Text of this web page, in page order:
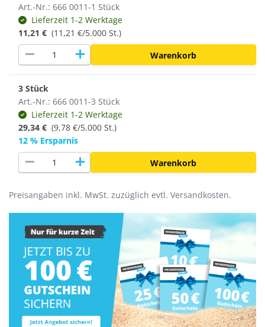
Art.-Nr.: 666 0011-1 Stück
Lieferzeit 1-2 Werktage
11,21 € (11,21 €/5.000 St.)
remove add Warenkorb
3 Stück
Art.-Nr.: 666 0011-3 Stück
Lieferzeit 1-2 Werktage
29,34 € (9,78 €/5.000 St.)
12 % Ersparnis
remove add Warenkorb
Preisangaben inkl. MwSt. zuzüglich evtl. Versandkosten.